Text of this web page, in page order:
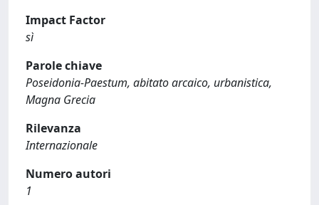
Impact Factor
sì
Parole chiave
Poseidonia-Paestum, abitato arcaico, urbanistica,
Magna Grecia
Rilevanza
Internazionale
Numero autori
1